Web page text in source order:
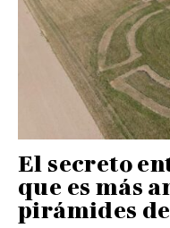
El secreto
que es más
pirámides